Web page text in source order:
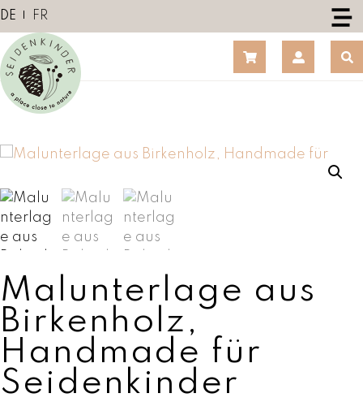
Z
m
I
n
l
p
r
i
g
e
n
DE FR
Malunterlage aus
Birkenholz,
Handmade für
Seidenkinder